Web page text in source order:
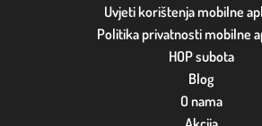
Uvjeti korištenja mobilne
Politika privatnosti mobilne
HOP subota
Blog
O nama